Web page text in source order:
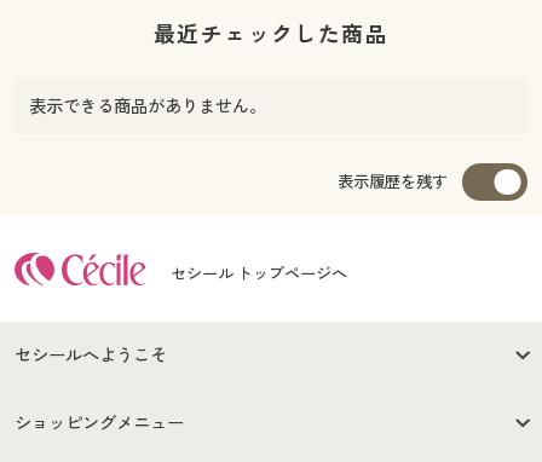
最近チェックした商品
表示できる商品がありません。
表示履歴を残す
セシール トップページへ
セシールへようこそ
はじめての方へ
ショッピングメニュー